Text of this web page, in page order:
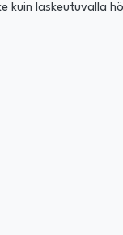
kuin laskeutuvalla